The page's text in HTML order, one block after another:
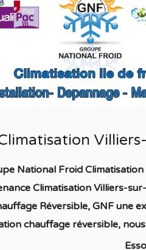
National Froid
Climatisation Villiers-
Réversible, GNF une
chauffage réversible,